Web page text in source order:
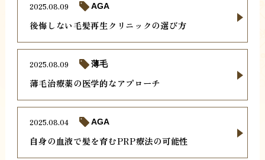
後悔しない毛髪再生クリニックの選び方
2025.08.09 AGA
薄毛治療薬の医学的なアプローチ
2025.08.09 薄毛
自身の血液で髪を育むPRP療法の可能性
2025.08.04 AGA